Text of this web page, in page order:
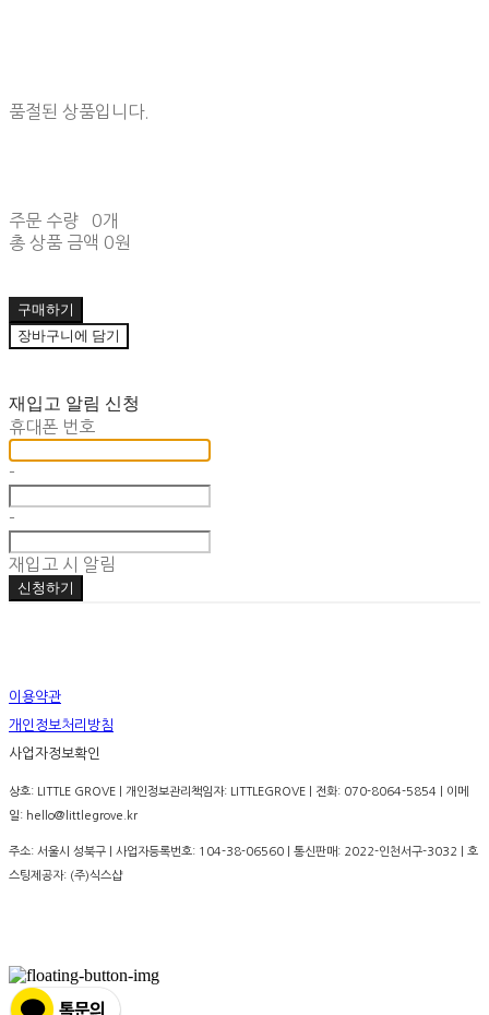
품절된 상품입니다.
주문 수량
0개
총 상품 금액 0원
구매하기
장바구니에 담기
재입고 알림 신청
휴대폰 번호
-
-
재입고 시 알림
신청하기
이용약관
개인정보처리방침
사업자정보확인
상호: LITTLE GROVE | 개인정보관리책임자: LITTLEGROVE | 전화: 070-8064-5854 | 이메
일: hello@littlegrove.kr
주소: 서울시 성북구 | 사업자등록번호: 104-38-06560 | 통신판매: 2022-인천서구-3032 | 호
스팅제공자: (주)식스샵